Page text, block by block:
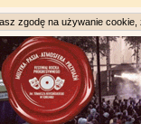
zgodę na używanie